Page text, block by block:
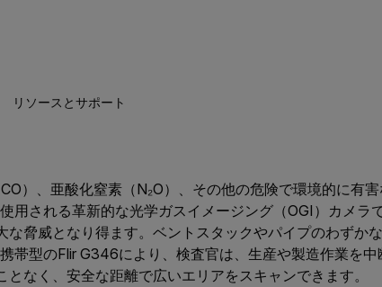
リソースとサポート
）、亜酸化窒素（N₂O）、その他の危険で環境的に有
用される革新的な光学ガスイメージング（OGI）カメラ
な脅威となり得ます。ベントスタックやパイプのわずか
帯型のFlir G346により、検査官は、生産や製造作業を
となく、安全な距離で広いエリアをスキャンできます。